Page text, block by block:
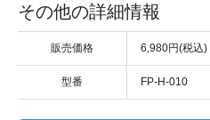
その他の詳細情報
販売価格 6,980円(税込)
型番 FP-H-010